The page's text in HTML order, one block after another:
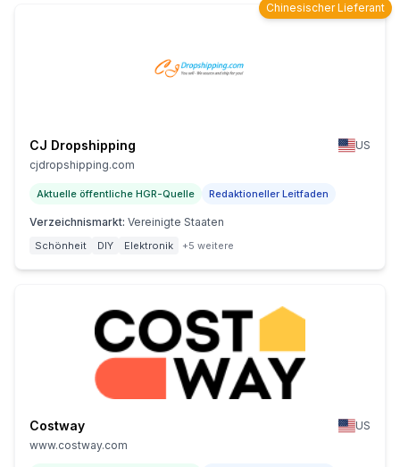
Chinesischer Lieferant
CJ Dropshipping
US
cjdropshipping.com
Aktuelle öffentliche HGR-Quelle Redaktioneller Leitfaden
Verzeichnismarkt: Vereinigte Staaten
Schönheit DIY Elektronik +5 weitere
Costway
US
www.costway.com